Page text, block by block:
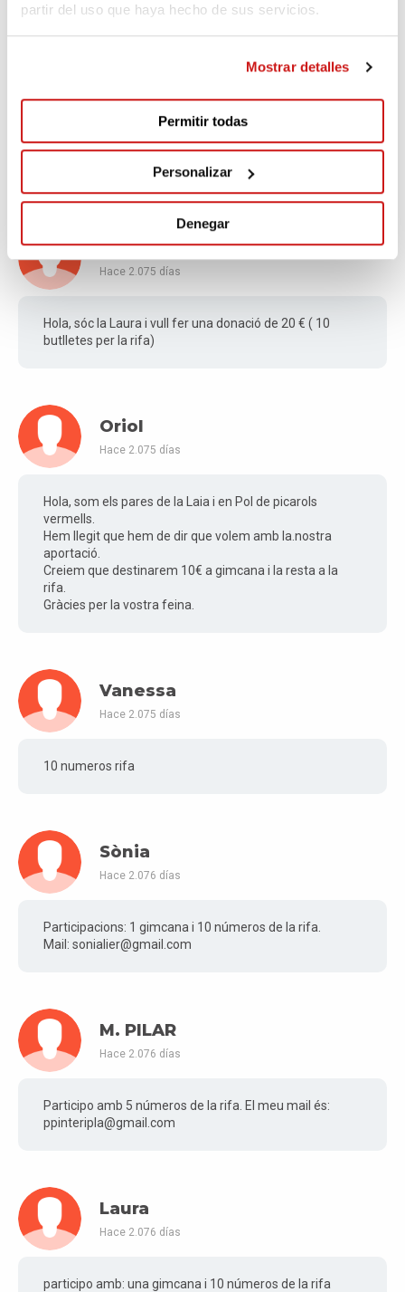
partir del uso que haya hecho de sus servicios.
Mostrar detalles
Permitir todas
Personalizar
Denegar
És per 10 números de la rifa i un per la gimacana.
LAURA
Hace 2.075 días
Hola, sóc la Laura i vull fer una donació de 20 € ( 10
butlletes per la rifa)
Oriol
Hace 2.075 días
Hola, som els pares de la Laia i en Pol de picarols
vermells.
Hem llegit que hem de dir que volem amb la.nostra
aportació.
Creiem que destinarem 10€ a gimcana i la resta a la
rifa.
Gràcies per la vostra feina.
Vanessa
Hace 2.075 días
10 numeros rifa
Sònia
Hace 2.076 días
Participacions: 1 gimcana i 10 números de la rifa.
Mail: sonialier@gmail.com
M. PILAR
Hace 2.076 días
Participo amb 5 números de la rifa. El meu mail és:
ppinteripla@gmail.com
Laura
Hace 2.076 días
participo amb: una gimcana i 10 números de la rifa